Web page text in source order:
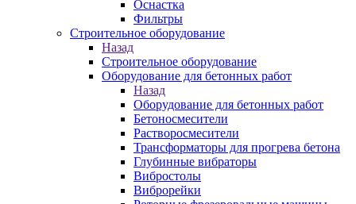
Оснастка
Фильтры
Строительное оборудование
Назад
Строительное оборудование
Оборудование для бетонных работ
Назад
Оборудование для бетонных работ
Бетоносмесители
Растворосмесители
Трансформаторы для прогрева бетона
Глубинные вибраторы
Вибростолы
Виброрейки